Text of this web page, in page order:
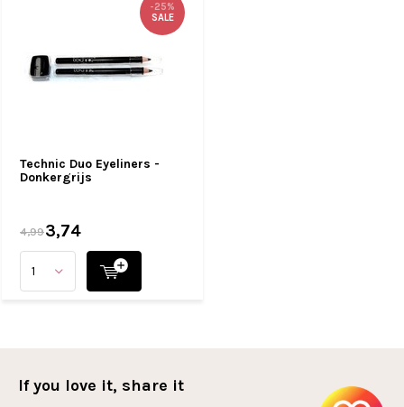
Technic Duo Eyeliners -
Donkergrijs
-25%
SALE
4,993,74
If you love it, share it